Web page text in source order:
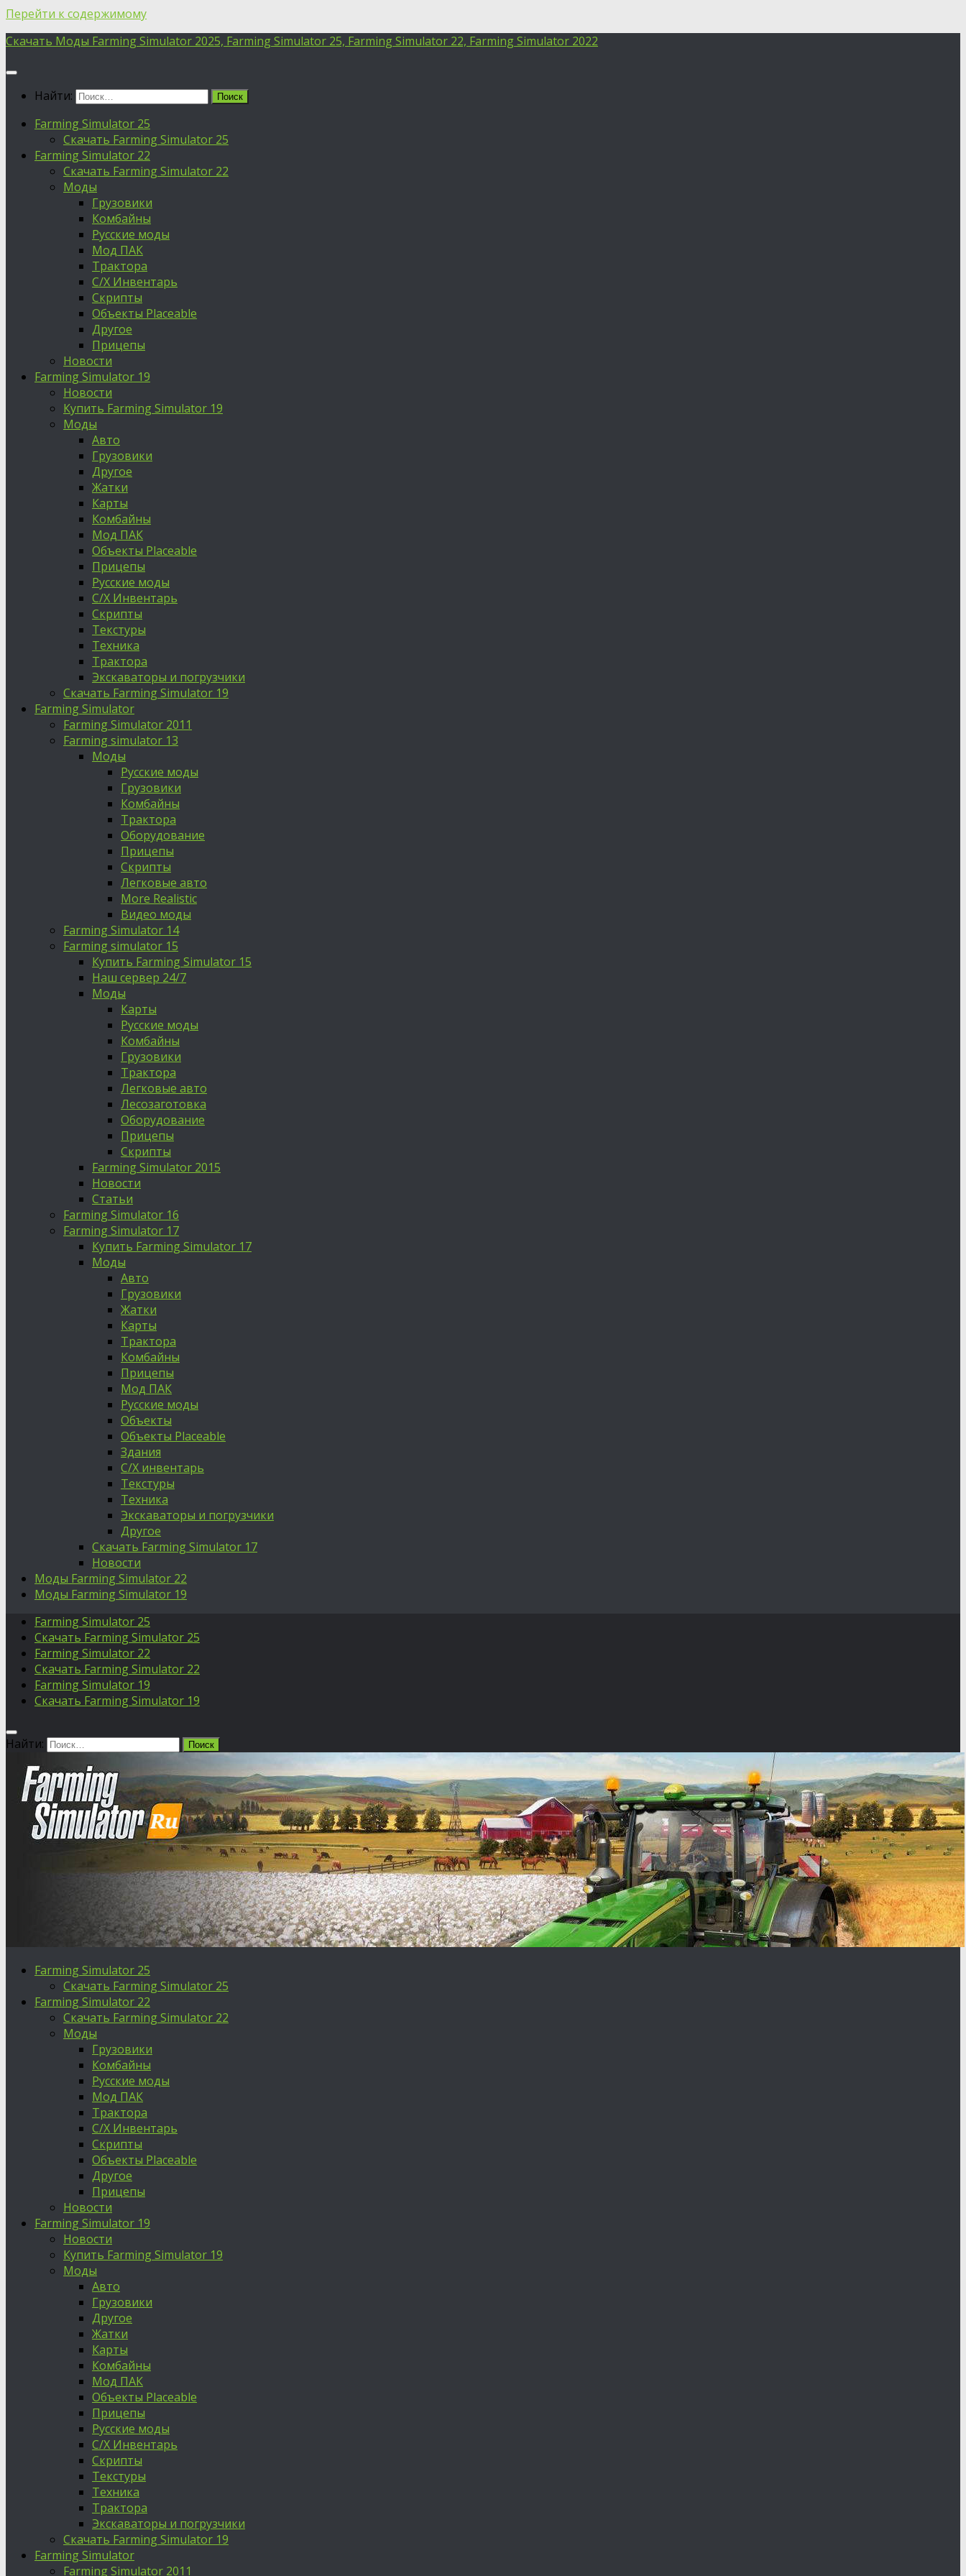
Перейти к содержимому
Скачать Моды Farming Simulator 2025, Farming Simulator 25, Farming Simulator 22, Farming Simulator 2022
Найти:
Farming Simulator 25
Скачать Farming Simulator 25
Farming Simulator 22
Скачать Farming Simulator 22
Моды
Грузовики
Комбайны
Русские моды
Мод ПАК
Трактора
С/Х Инвентарь
Скрипты
Объекты Placeable
Другое
Прицепы
Новости
Farming Simulator 19
Новости
Купить Farming Simulator 19
Моды
Авто
Грузовики
Другое
Жатки
Карты
Комбайны
Мод ПАК
Объекты Placeable
Прицепы
Русские моды
С/Х Инвентарь
Скрипты
Текстуры
Техника
Трактора
Экскаваторы и погрузчики
Скачать Farming Simulator 19
Farming Simulator
Farming Simulator 2011
Farming simulator 13
Моды
Русские моды
Грузовики
Комбайны
Трактора
Оборудование
Прицепы
Скрипты
Легковые авто
More Realistic
Видео моды
Farming Simulator 14
Farming simulator 15
Купить Farming Simulator 15
Наш сервер 24/7
Моды
Карты
Русские моды
Комбайны
Грузовики
Трактора
Легковые авто
Лесозаготовка
Оборудование
Прицепы
Скрипты
Farming Simulator 2015
Новости
Статьи
Farming Simulator 16
Farming Simulator 17
Купить Farming Simulator 17
Моды
Авто
Грузовики
Жатки
Карты
Трактора
Комбайны
Прицепы
Мод ПАК
Русские моды
Объекты
Объекты Placeable
Здания
С/Х инвентарь
Текстуры
Техника
Экскаваторы и погрузчики
Другое
Скачать Farming Simulator 17
Новости
Моды Farming Simulator 22
Моды Farming Simulator 19
Farming Simulator 25
Скачать Farming Simulator 25
Farming Simulator 22
Скачать Farming Simulator 22
Farming Simulator 19
Скачать Farming Simulator 19
Найти:
Farming Simulator 25
Скачать Farming Simulator 25
Farming Simulator 22
Скачать Farming Simulator 22
Моды
Грузовики
Комбайны
Русские моды
Мод ПАК
Трактора
С/Х Инвентарь
Скрипты
Объекты Placeable
Другое
Прицепы
Новости
Farming Simulator 19
Новости
Купить Farming Simulator 19
Моды
Авто
Грузовики
Другое
Жатки
Карты
Комбайны
Мод ПАК
Объекты Placeable
Прицепы
Русские моды
С/Х Инвентарь
Скрипты
Текстуры
Техника
Трактора
Экскаваторы и погрузчики
Скачать Farming Simulator 19
Farming Simulator
Farming Simulator 2011